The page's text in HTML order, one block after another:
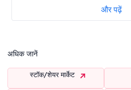
और पढ़ें
अधिक जानें
स्टॉक/शेयर मार्केट